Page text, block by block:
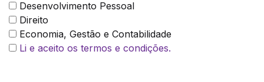
Desenvolvimento Pessoal
Direito
Economia, Gestão e Contabilidade
Li e aceito os termos e condições.